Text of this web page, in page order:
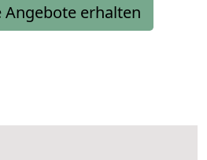
Angebote erhalten